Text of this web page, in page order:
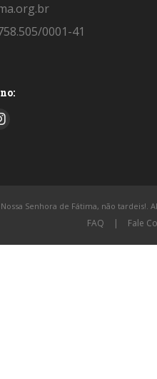
0001-41
Senhora de Fátima, não tardeis!.
FAQ | Fale